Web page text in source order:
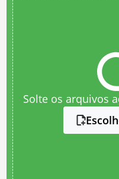
Solte os arquivos